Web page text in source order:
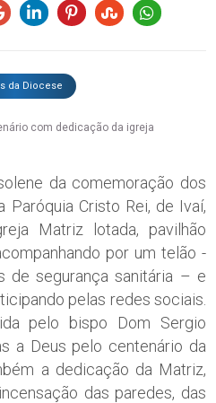
da Diocese
da comemoração dos
Paróquia Cristo Rei, de Ivaí,
Matriz lotada, pavilhão
por um telão -
de segurança sanitária – e
pelas redes sociais.
pelo bispo Dom Sergio
a Deus pelo centenário da
a dedicação da Matriz,
das paredes, das